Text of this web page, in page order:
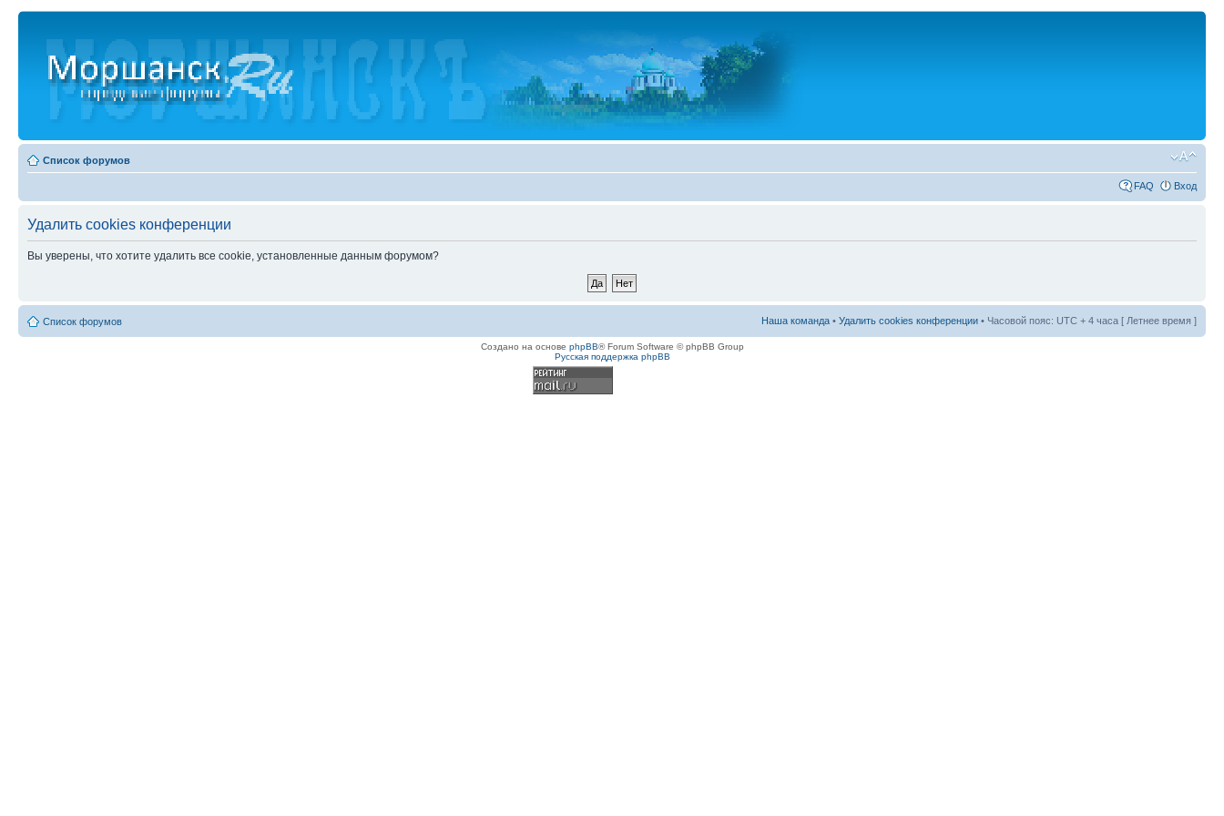
Список форумов
FAQ Вход
Удалить cookies конференции
Вы уверены, что хотите удалить все cookie, установленные данным форумом?
Список форумов Наша команда • Удалить cookies конференции • Часовой пояс: UTC + 4 часа [ Летнее время ]
Создано на основе phpBB® Forum Software © phpBB Group
Русская поддержка phpBB